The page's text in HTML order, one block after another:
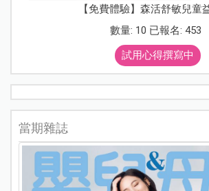
【免費體驗】森活舒敏兒童
數量: 10 已報名: 453
試用心得撰寫中
當期雜誌